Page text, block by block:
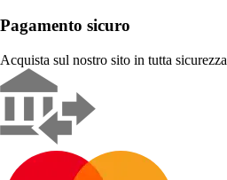
Pagamento sicuro
Acquista sul nostro sito in tutta sicurezza